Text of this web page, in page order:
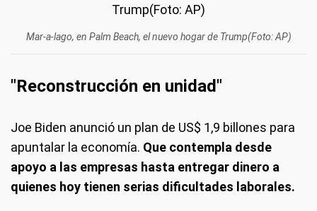
Mar-a-lago, en Palm Beach, el nuevo hogar de Trump(Foto: AP)
"Reconstrucción en unidad"
Joe Biden anunció un plan de US$ 1,9 billones para
apuntalar la economía. Que contempla desde
apoyo a las empresas hasta entregar dinero a
quienes hoy tienen serias dificultades laborales.